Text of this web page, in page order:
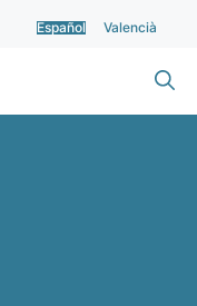
Español Valencià